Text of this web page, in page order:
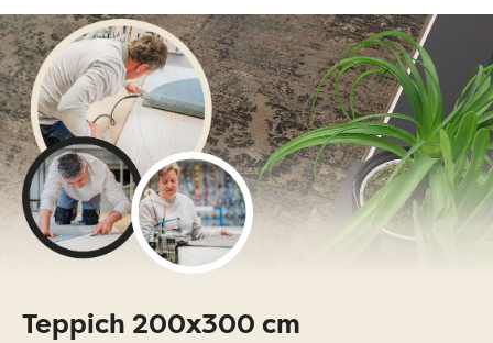
Teppich 200x300 cm